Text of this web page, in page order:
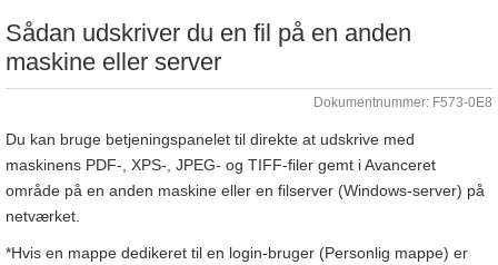
Sådan udskriver du en fil på en anden
maskine eller server
Dokumentnummer: F573-0E8
Du kan bruge betjeningspanelet til direkte at udskrive med
maskinens PDF-, XPS-, JPEG- og TIFF-filer gemt i Avanceret
område på en anden maskine eller en filserver (Windows-server) på
netværket.
*Hvis en mappe dedikeret til en login-bruger (Personlig mappe) er